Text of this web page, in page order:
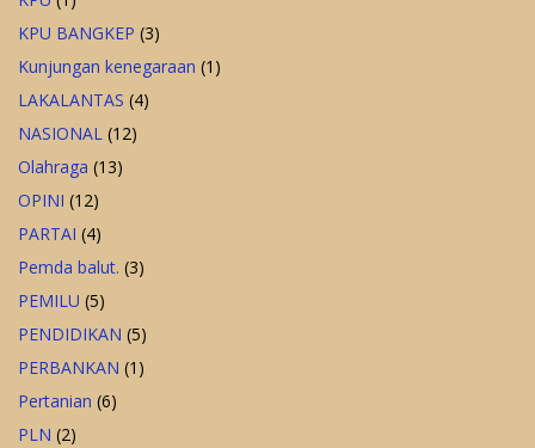
KPU BANGKEP (3)
Kunjungan kenegaraan (1)
LAKALANTAS (4)
NASIONAL (12)
Olahraga (13)
OPINI (12)
PARTAI (4)
Pemda balut. (3)
PEMILU (5)
PENDIDIKAN (5)
PERBANKAN (1)
Pertanian (6)
PLN (2)